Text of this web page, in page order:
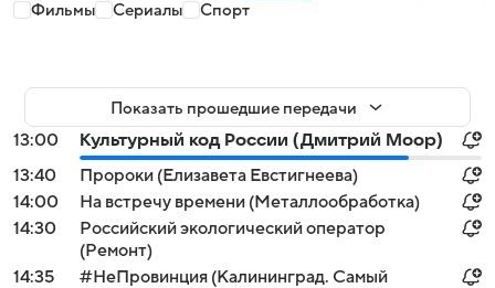
Фильмы Сериалы Спорт
Показать прошедшие передачи
13:00
Культурный код России (Дмитрий Моор)
13:40
Пророки (Елизавета Евстигнеева)
14:00
На встречу времени (Металлообработка)
14:30
Российский экологический оператор
(Ремонт)
14:35
#НеПровинция (Калининград. Самый